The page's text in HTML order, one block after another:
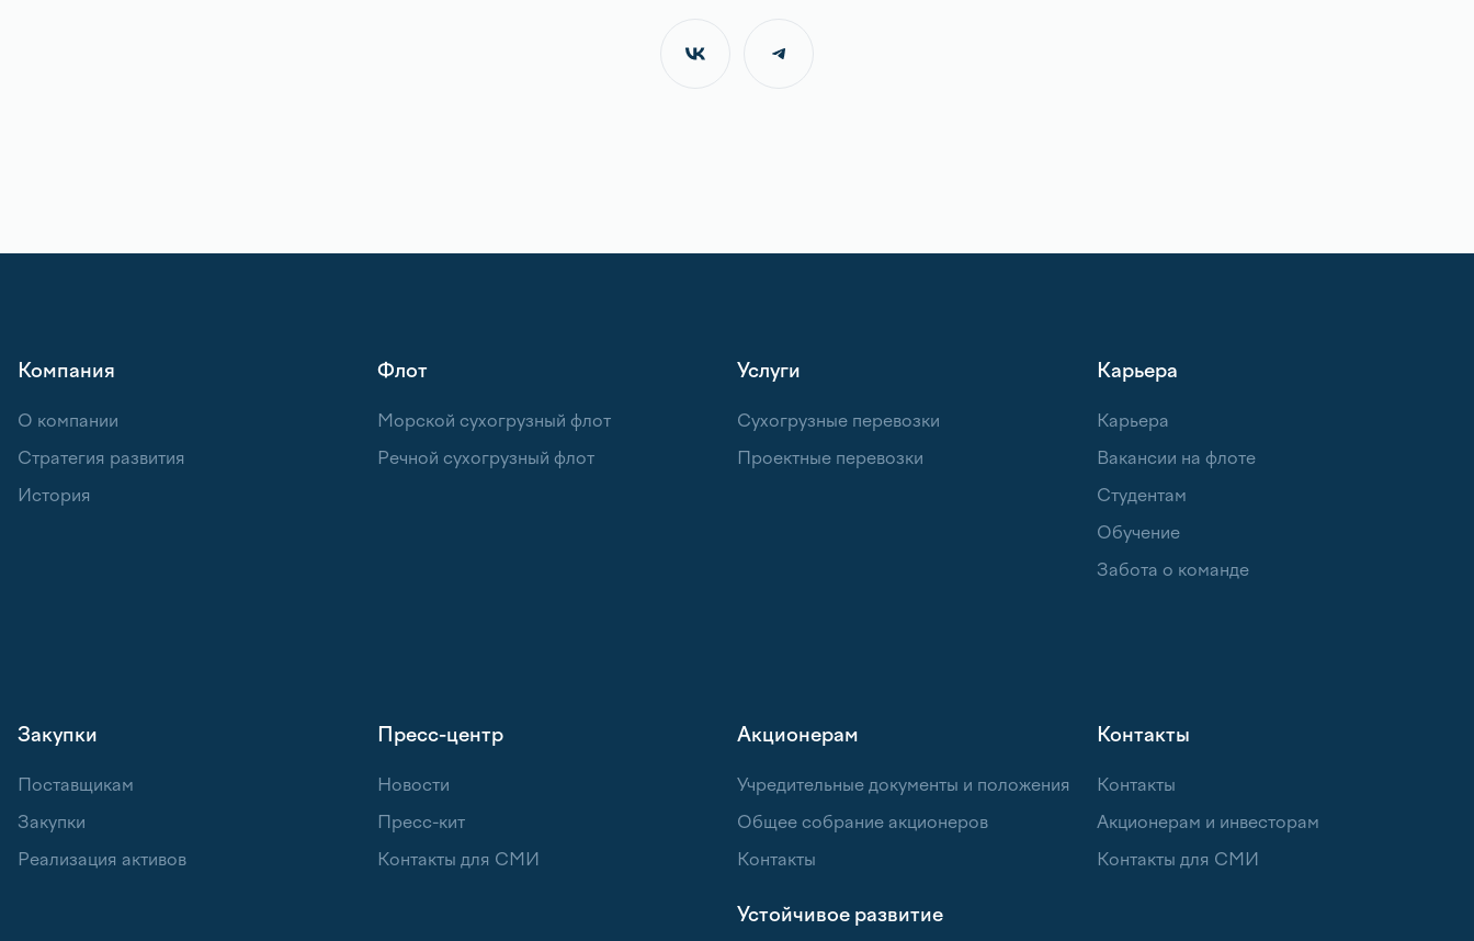
Компания
О компании
Стратегия развития
История
Флот
Морской сухогрузный флот
Речной сухогрузный флот
Услуги
Сухогрузные перевозки
Проектные перевозки
Карьера
Карьера
Вакансии на флоте
Студентам
Обучение
Забота о команде
Закупки
Поставщикам
Закупки
Реализация активов
Пресс-центр
Новости
Пресс-кит
Контакты для СМИ
Акционерам
Учредительные документы и положения
Общее собрание акционеров
Контакты
Устойчивое развитие
Контакты
Контакты
Акционерам и инвесторам
Контакты для СМИ